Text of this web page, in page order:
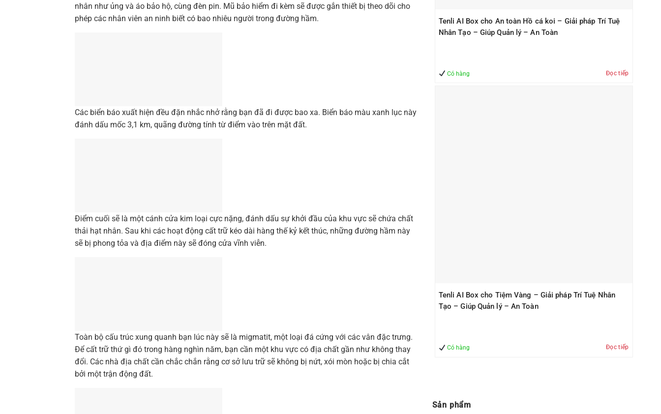
nhân như ủng và áo bảo hộ, cùng đèn pin. Mũ bảo hiểm đi kèm sẽ được gắn thiết bị theo dõi cho
phép các nhân viên an ninh biết có bao nhiêu người trong đường hầm.
Các biển báo xuất hiện đều đặn nhắc nhở rằng bạn đã đi được bao xa. Biển báo màu xanh lục này
đánh dấu mốc 3,1 km, quãng đường tính từ điểm vào trên mặt đất.
Điểm cuối sẽ là một cánh cửa kim loại cực nặng, đánh dấu sự khởi đầu của khu vực sẽ chứa chất
thải hạt nhân. Sau khi các hoạt động cất trữ kéo dài hàng thế kỷ kết thúc, những đường hầm này
sẽ bị phong tỏa và địa điểm này sẽ đóng cửa vĩnh viễn.
Toàn bộ cấu trúc xung quanh bạn lúc này sẽ là migmatit, một loại đá cứng với các vân đặc trưng.
Để cất trữ thứ gì đó trong hàng nghìn năm, bạn cần một khu vực có địa chất gần như không thay
đổi. Các nhà địa chất cần chắc chắn rằng cơ sở lưu trữ sẽ không bị nứt, xói mòn hoặc bị chia cắt
bởi một trận động đất.
Tenli AI Box cho An toàn Hồ cá koi – Giải pháp Trí Tuệ
Nhân Tạo – Giúp Quản lý – An Toàn
Có hàng Đọc tiếp
Tenli AI Box cho Tiệm Vàng – Giải pháp Trí Tuệ Nhân
Tạo – Giúp Quản lý – An Toàn
Có hàng Đọc tiếp
Sản phẩm